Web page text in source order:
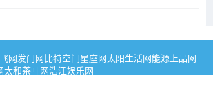
网发门网比特空间星座网太阳生活网能源 上品网
太和茶叶网浩江娱乐网